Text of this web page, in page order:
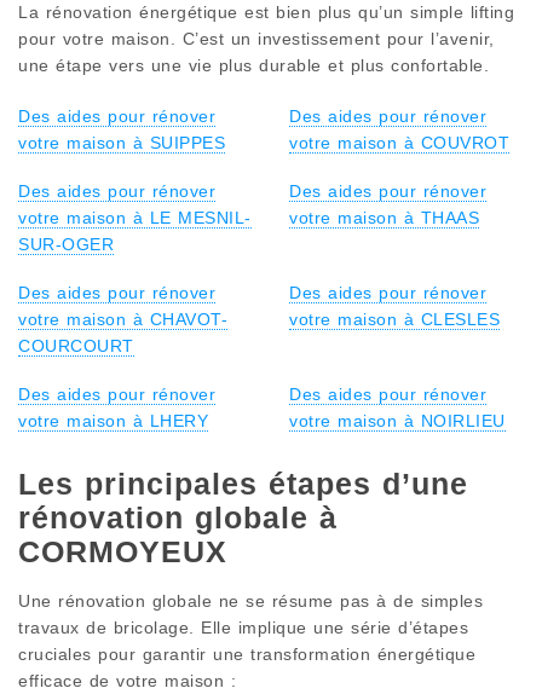
La rénovation énergétique est bien plus qu’un simple lifting
pour votre maison. C’est un investissement pour l’avenir,
une étape vers une vie plus durable et plus confortable.
Des aides pour rénover
votre maison à SUIPPES
Des aides pour rénover
votre maison à COUVROT
Des aides pour rénover
votre maison à LE MESNIL-
SUR-OGER
Des aides pour rénover
votre maison à THAAS
Des aides pour rénover
votre maison à CHAVOT-
COURCOURT
Des aides pour rénover
votre maison à CLESLES
Des aides pour rénover
votre maison à LHERY
Des aides pour rénover
votre maison à NOIRLIEU
Les principales étapes d’une
rénovation globale à
CORMOYEUX
Une rénovation globale ne se résume pas à de simples
travaux de bricolage. Elle implique une série d’étapes
cruciales pour garantir une transformation énergétique
efficace de votre maison :